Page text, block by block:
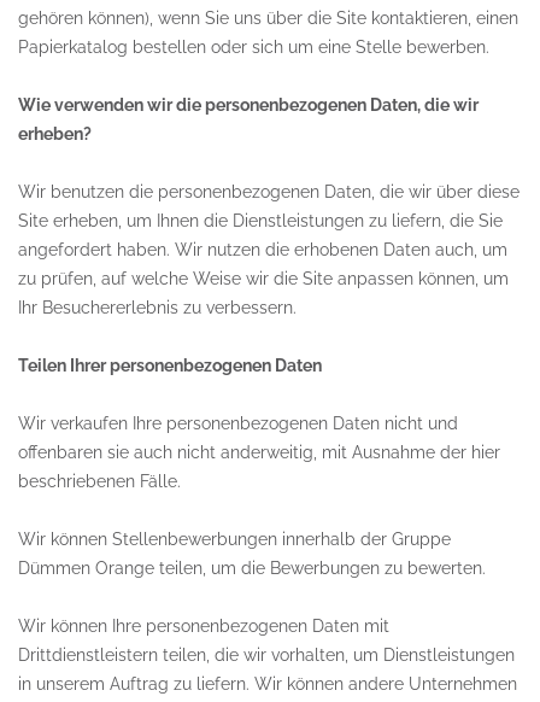
gehören können), wenn Sie uns über die Site kontaktieren, einen
Papierkatalog bestellen oder sich um eine Stelle bewerben.
Wie verwenden wir die personenbezogenen Daten, die wir
erheben?
Wir benutzen die personenbezogenen Daten, die wir über diese
Site erheben, um Ihnen die Dienstleistungen zu liefern, die Sie
angefordert haben. Wir nutzen die erhobenen Daten auch, um
zu prüfen, auf welche Weise wir die Site anpassen können, um
Ihr Besuchererlebnis zu verbessern.
Teilen Ihrer personenbezogenen Daten
Wir verkaufen Ihre personenbezogenen Daten nicht und
offenbaren sie auch nicht anderweitig, mit Ausnahme der hier
beschriebenen Fälle.
Wir können Stellenbewerbungen innerhalb der Gruppe
Dümmen Orange teilen, um die Bewerbungen zu bewerten.
Wir können Ihre personenbezogenen Daten mit
Drittdienstleistern teilen, die wir vorhalten, um Dienstleistungen
in unserem Auftrag zu liefern. Wir können andere Unternehmen